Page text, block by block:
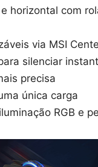
horizontal com
via MSI
silenciar
precisa
única carga
RGB e